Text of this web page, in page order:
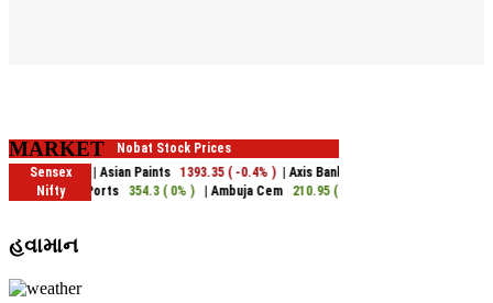
MARKET
હવામાન